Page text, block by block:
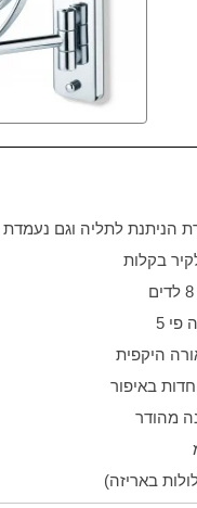
הניתנת לתליה וגם נעמדת
בקלות
היקפית
באיפור
מהודר
באריזה)